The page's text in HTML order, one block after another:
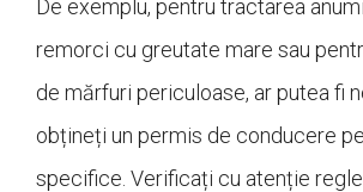
De exemplu, pentru tractarea
remorci cu greutate mare sau
de mărfuri periculoase, ar putea fi
obțineți un permis de conducere
specifice. Verificați cu atenție